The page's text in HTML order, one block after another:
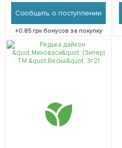
Сообщить о поступлении
+0.85грн бонусов за покупку